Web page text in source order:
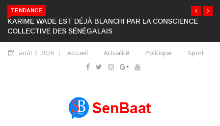
TENDANCE
KARIME WADE EST DÉJÀ BLANCHI PAR LA CONSCIENCE
COLLECTIVE DES SÉNÉGALAIS
août 7, 2026 Accueil Actualité Politique Sport